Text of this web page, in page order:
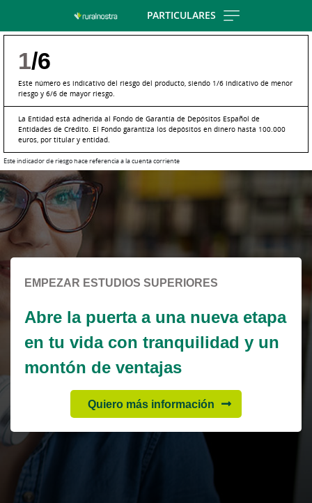
Skip
PARTICULARES
1/6
Este número es indicativo del riesgo del producto, siendo 1/6 indicativo de menor
riesgo y 6/6 de mayor riesgo.
La Entidad está adherida al Fondo de Garantía de Depósitos Español de
Entidades de Crédito. El Fondo garantiza los depósitos en dinero hasta 100.000
euros, por titular y entidad.
Este indicador de riesgo hace referencia a la cuenta corriente
Cargando
contenido,
por
favor
espere...
EMPEZAR ESTUDIOS SUPERIORES
Abre la puerta a una nueva etapa
en tu vida con tranquilidad y un
montón de ventajas
Quiero más información